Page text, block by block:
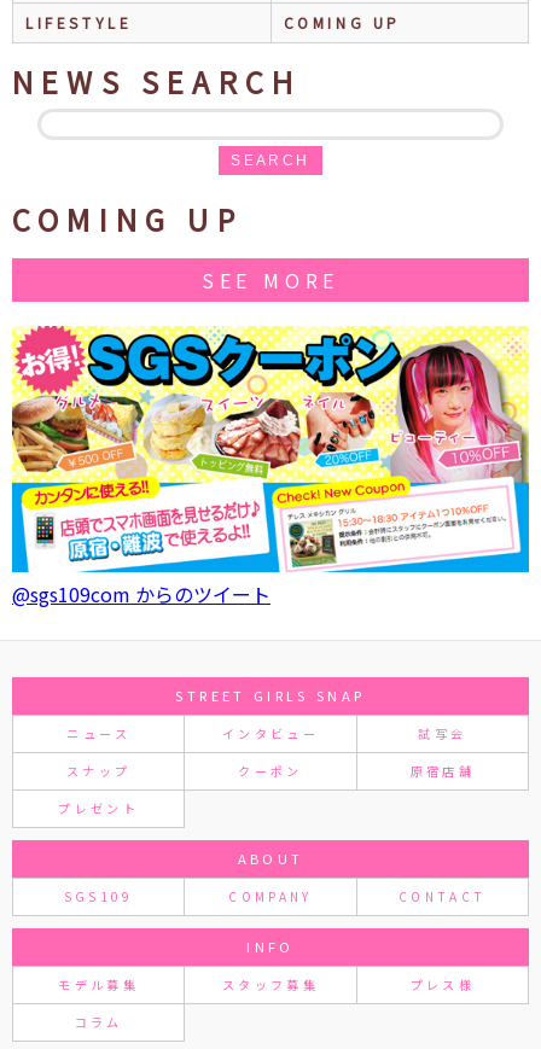
LIFESTYLE
COMING UP
NEWS SEARCH
SEARCH
COMING UP
SEE MORE
@sgs109com からのツイート
STREET GIRLS SNAP
ニュース インタビュー 試写会
スナップ クーポン 原宿店舗
プレゼント
ABOUT
SGS109 COMPANY CONTACT
INFO
モデル募集 スタッフ募集 プレス様
コラム